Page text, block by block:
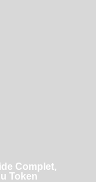
Complet,
Token